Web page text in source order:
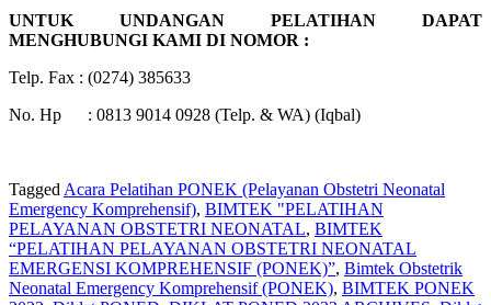
UNTUK UNDANGAN PELATIHAN DAPAT
MENGHUBUNGI KAMI DI NOMOR :
Telp. Fax : (0274) 385633
No. Hp : 0813 9014 0928 (Telp. & WA) (Iqbal)
Tagged Acara Pelatihan PONEK (Pelayanan Obstetri Neonatal
Emergency Komprehensif), BIMTEK "PELATIHAN
PELAYANAN OBSTETRI NEONATAL, BIMTEK
“PELATIHAN PELAYANAN OBSTETRI NEONATAL
EMERGENSI KOMPREHENSIF (PONEK)”, Bimtek Obstetrik
Neonatal Emergency Komprehensif (PONEK), BIMTEK PONEK